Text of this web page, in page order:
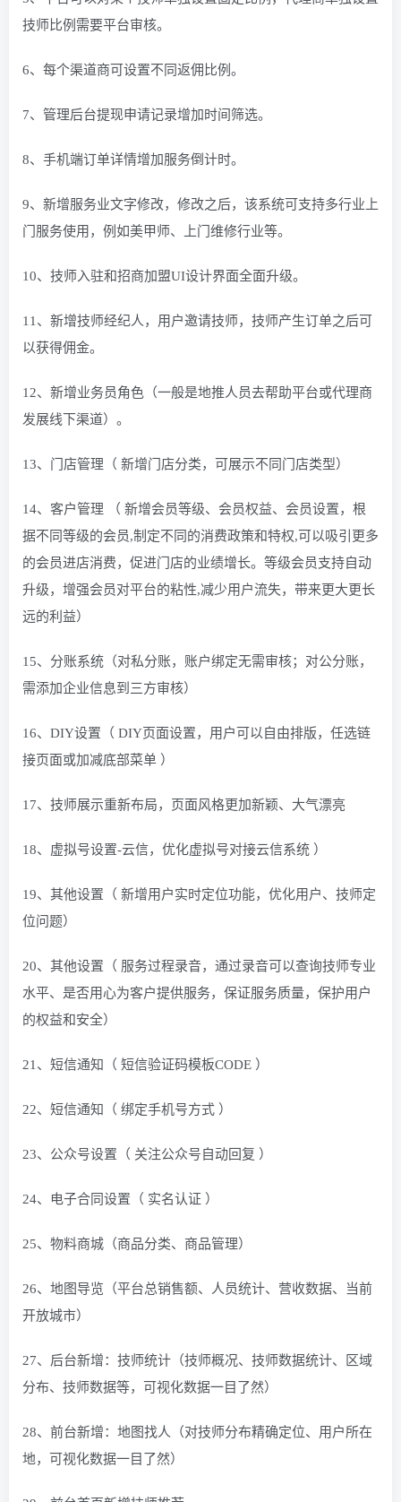
技师比例需要平台审核。
6、每个渠道商可设置不同返佣比例。
7、管理后台提现申请记录增加时间筛选。
8、手机端订单详情增加服务倒计时。
9、新增服务业文字修改，修改之后，该系统可支持多行业上
门服务使用，例如美甲师、上门维修行业等。
10、技师入驻和招商加盟UI设计界面全面升级。
11、新增技师经纪人，用户邀请技师，技师产生订单之后可
以获得佣金。
12、新增业务员角色（一般是地推人员去帮助平台或代理商
发展线下渠道）。
13、门店管理（ 新增门店分类，可展示不同门店类型）
14、客户管理 （ 新增会员等级、会员权益、会员设置，根
据不同等级的会员,制定不同的消费政策和特权,可以吸引更多
的会员进店消费，促进门店的业绩增长。等级会员支持自动
升级，增强会员对平台的粘性,减少用户流失，带来更大更长
远的利益）
15、分账系统（对私分账，账户绑定无需审核；对公分账，
需添加企业信息到三方审核）
16、DIY设置（ DIY页面设置，用户可以自由排版，任选链
接页面或加减底部菜单 ）
17、技师展示重新布局，页面风格更加新颖、大气漂亮
18、虚拟号设置-云信，优化虚拟号对接云信系统 ）
19、其他设置（ 新增用户实时定位功能，优化用户、技师定
位问题）
20、其他设置（ 服务过程录音，通过录音可以查询技师专业
水平、是否用心为客户提供服务，保证服务质量，保护用户
的权益和安全）
21、短信通知（ 短信验证码模板CODE ）
22、短信通知（ 绑定手机号方式 ）
23、公众号设置（ 关注公众号自动回复 ）
24、电子合同设置（ 实名认证 ）
25、物料商城（商品分类、商品管理）
26、地图导览（平台总销售额、人员统计、营收数据、当前
开放城市）
27、后台新增：技师统计（技师概况、技师数据统计、区域
分布、技师数据等，可视化数据一目了然）
28、前台新增：地图找人（对技师分布精确定位、用户所在
地，可视化数据一目了然）